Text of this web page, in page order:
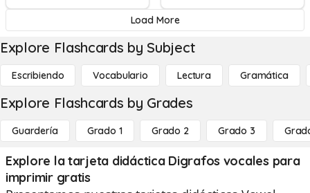
Load More
Explore Flashcards by Subject
Escribiendo Vocabulario Lectura Gramática
Explore Flashcards by Grades
Guardería Grado 1 Grado 2 Grado 3
Explore la tarjeta didáctica Digrafos vocales para
imprimir gratis